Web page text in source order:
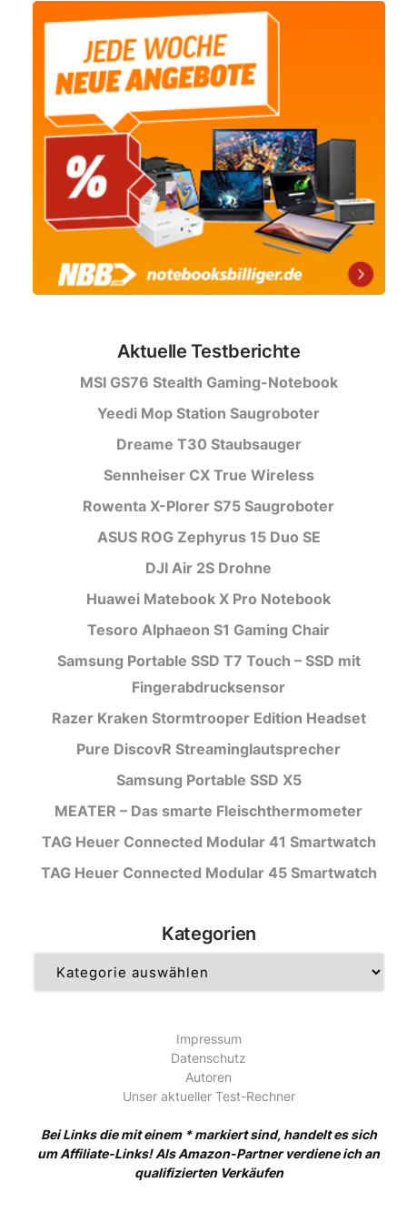
Aktuelle Testberichte
MSI GS76 Stealth Gaming-Notebook
Yeedi Mop Station Saugroboter
Dreame T30 Staubsauger
Sennheiser CX True Wireless
Rowenta X-Plorer S75 Saugroboter
ASUS ROG Zephyrus 15 Duo SE
DJI Air 2S Drohne
Huawei Matebook X Pro Notebook
Tesoro Alphaeon S1 Gaming Chair
Samsung Portable SSD T7 Touch – SSD mit
Fingerabdrucksensor
Razer Kraken Stormtrooper Edition Headset
Pure DiscovR Streaminglautsprecher
Samsung Portable SSD X5
MEATER – Das smarte Fleischthermometer
TAG Heuer Connected Modular 41 Smartwatch
TAG Heuer Connected Modular 45 Smartwatch
Kategorien
Impressum
Datenschutz
Autoren
Unser aktueller Test-Rechner
Bei Links die mit einem * markiert sind, handelt es sich
um Affiliate-Links! Als Amazon-Partner verdiene ich an
qualifizierten Verkäufen